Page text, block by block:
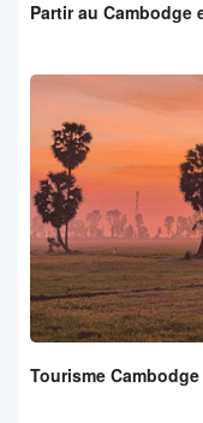
Partir au Cambodge
Tourisme